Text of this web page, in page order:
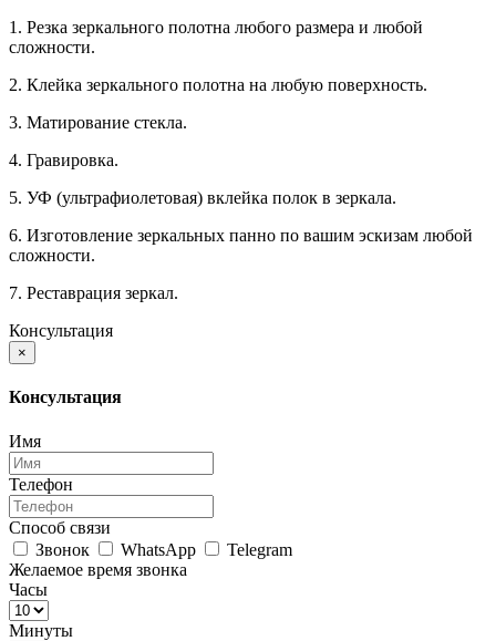
1. Резка зеркального полотна любого размера и любой
сложности.
2. Клейка зеркального полотна на любую поверхность.
3. Матирование стекла.
4. Гравировка.
5. УФ (ультрафиолетовая) вклейка полок в зеркала.
6. Изготовление зеркальных панно по вашим эскизам любой
сложности.
7. Реставрация зеркал.
Консультация
×
Консультация
Имя
Телефон
Способ связи
Звонок
WhatsApp
Telegram
Желаемое время звонка
Часы
Минуты